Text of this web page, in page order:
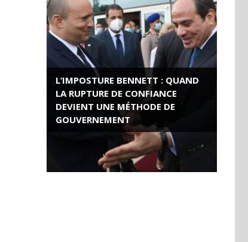
L’IMPOSTURE BENNETT : QUAND
LA RUPTURE DE CONFIANCE
DEVIENT UNE MÉTHODE DE
GOUVERNEMENT
ROSE VALLAND, HEROÏNE DE LA
RESISTANCE FRANÇAISE